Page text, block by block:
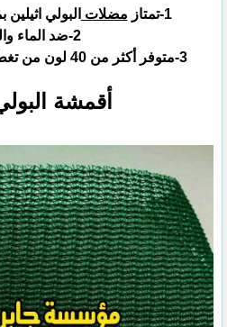
‏1-تمتاز مضلات البولي
أقمشة